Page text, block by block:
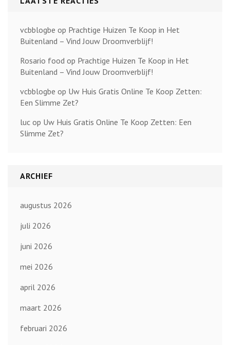
vcbblogbe op Prachtige Huizen Te Koop in Het
Buitenland – Vind Jouw Droomverblijf!
Rosario food op Prachtige Huizen Te Koop in Het
Buitenland – Vind Jouw Droomverblijf!
vcbblogbe op Uw Huis Gratis Online Te Koop Zetten:
Een Slimme Zet?
luc op Uw Huis Gratis Online Te Koop Zetten: Een
Slimme Zet?
ARCHIEF
augustus 2026
juli 2026
juni 2026
mei 2026
april 2026
maart 2026
februari 2026